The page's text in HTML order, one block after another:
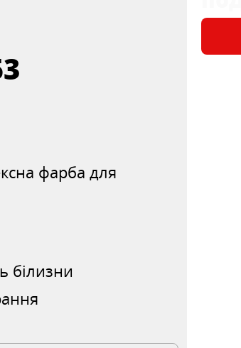
фарба для
білизни